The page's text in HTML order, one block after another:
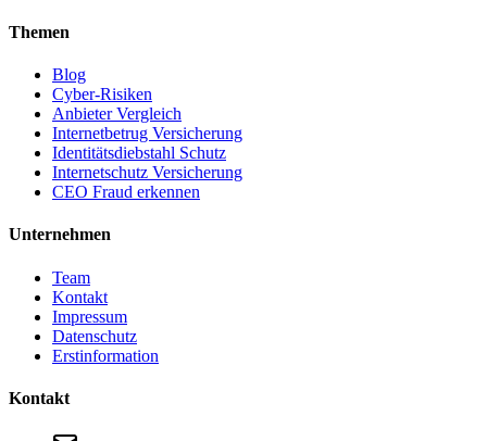
Themen
Blog
Cyber-Risiken
Anbieter Vergleich
Internetbetrug Versicherung
Identitätsdiebstahl Schutz
Internetschutz Versicherung
CEO Fraud erkennen
Unternehmen
Team
Kontakt
Impressum
Datenschutz
Erstinformation
Kontakt